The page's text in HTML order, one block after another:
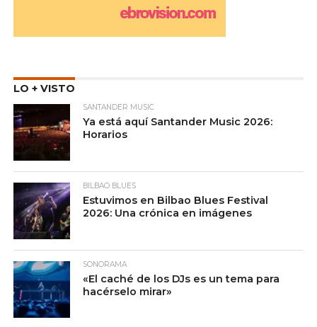
LO + VISTO
SANTANDER MUSIC
Ya está aquí Santander Music 2026:
Horarios
BILBAO BLUES
Estuvimos en Bilbao Blues Festival
2026: Una crónica en imágenes
SONORAMA
«El caché de los DJs es un tema para
hacérselo mirar»